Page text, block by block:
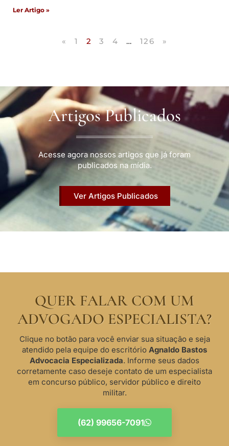
Ler Artigo »
« 1 2 3 4 … 126 »
Artigos Publicados
Acesse agora nossos artigos que já foram
publicados na mídia.
Ver Artigos Publicados
QUER FALAR COM UM
ADVOGADO ESPECIALISTA?
Clique no botão para você enviar sua situação e seja
atendido pela equipe do escritório Agnaldo Bastos
Advocacia Especializada. Informe seus dados
corretamente caso deseje contato de um especialista
em concurso público, servidor público e direito
militar.
(62) 99656-7091